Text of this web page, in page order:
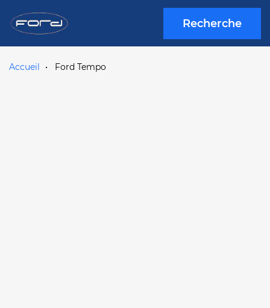
Recherche
Accueil Ford Tempo